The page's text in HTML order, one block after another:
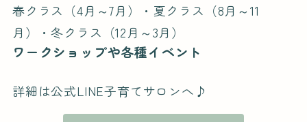
春クラス（4月～7月）・夏クラス（8月～11
月）・冬クラス（12月～3月）
ワークショップや各種イベント
詳細は公式LINE子育てサロンへ♪